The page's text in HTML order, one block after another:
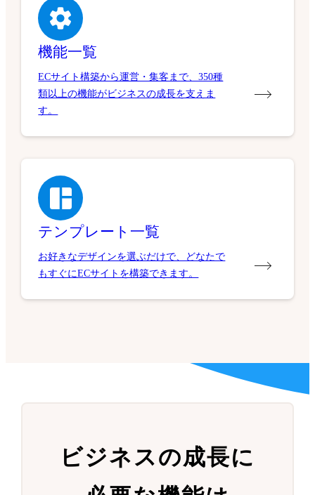
機能一覧
ECサイト構築から運営・集客まで、350種
類以上の機能がビジネスの成長を支えま
す。
テンプレート一覧
お好きなデザインを選ぶだけで、どなたで
もすぐにECサイトを構築できます。
ビジネスの成長に